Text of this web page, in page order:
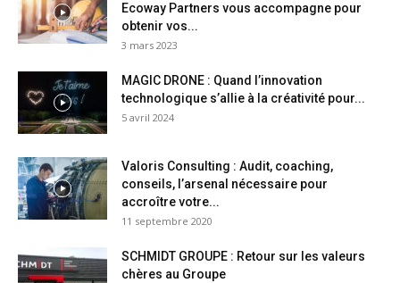
Ecoway Partners vous accompagne pour
obtenir vos...
3 mars 2023
MAGIC DRONE : Quand l’innovation
technologique s’allie à la créativité pour...
5 avril 2024
Valoris Consulting : Audit, coaching,
conseils, l’arsenal nécessaire pour
accroître votre...
11 septembre 2020
SCHMIDT GROUPE : Retour sur les valeurs
chères au Groupe